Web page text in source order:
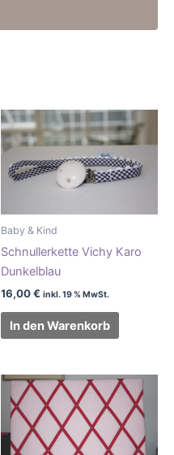
Baby & Kind
Schnullerkette Vichy Karo
Dunkelblau
16,00€ inkl. 19 % MwSt.
In den Warenkorb